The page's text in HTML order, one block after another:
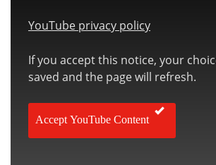
YouTube privacy policy
If you accept this notice, your
saved and the page will refresh.
Accept YouTube Content